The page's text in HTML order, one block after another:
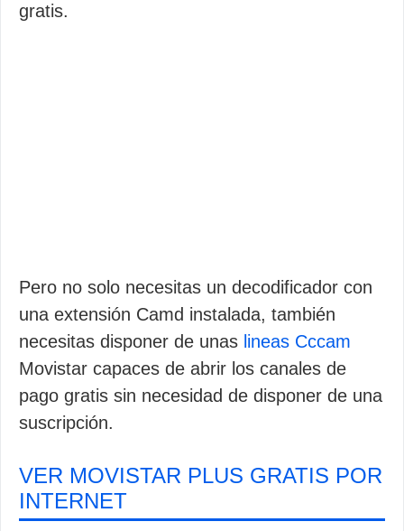
gratis.
Pero no solo necesitas un decodificador con
una extensión Camd instalada, también
necesitas disponer de unas lineas Cccam
Movistar capaces de abrir los canales de
pago gratis sin necesidad de disponer de una
suscripción.
VER MOVISTAR PLUS GRATIS POR
INTERNET